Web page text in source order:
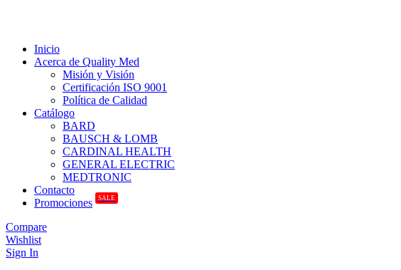
Inicio
Acerca de Quality Med
Misión y Visión
Certificación ISO 9001
Política de Calidad
Catálogo
BARD
BAUSCH & LOMB
CARDINAL HEALTH
GENERAL ELECTRIC
MEDTRONIC
Contacto
Promociones
SALE
Compare
Wishlist
Sign In